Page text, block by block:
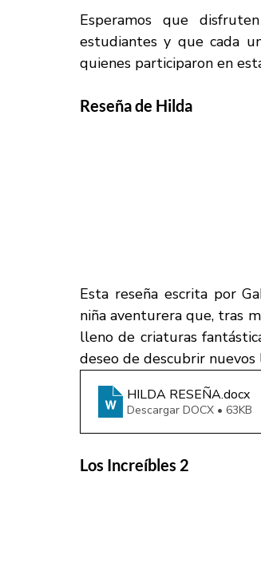
Esperamos que
estudiantes y que cada
quienes participaron en
Reseña de Hilda
Esta reseña escrita por
niña aventurera que, tras
lleno de criaturas
deseo de descubrir nuevos
HILDA RESEÑA.docx
Descargar DOCX • 63KB
Los Increíbles 2